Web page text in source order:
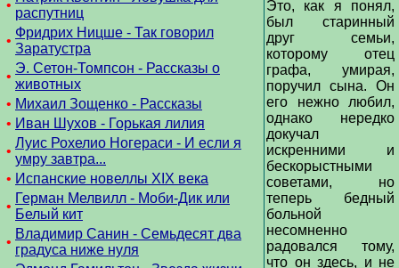
•
распутниц
•
Фридрих Ницше - Так говорил
Заратустра
•
Э. Сетон-Томпсон - Рассказы о
животных
• Михаил Зощенко - Рассказы
• Иван Шухов - Горькая лилия
•
Луис Рохелио Ногераси - И если я
умру завтра...
• Испанские новеллы XIX века
•
Герман Мелвилл - Моби-Дик или
Белый кит
•
Владимир Санин - Семьдесят два
градуса ниже нуля
Это, как я понял,
был старинный
друг семьи,
которому отец
графа, умирая,
поручил сына. Он
его нежно любил,
однако нередко
докучал
искренними и
бескорыстными
советами, но
теперь бедный
больной
несомненно
радовался тому,
что он здесь, и не